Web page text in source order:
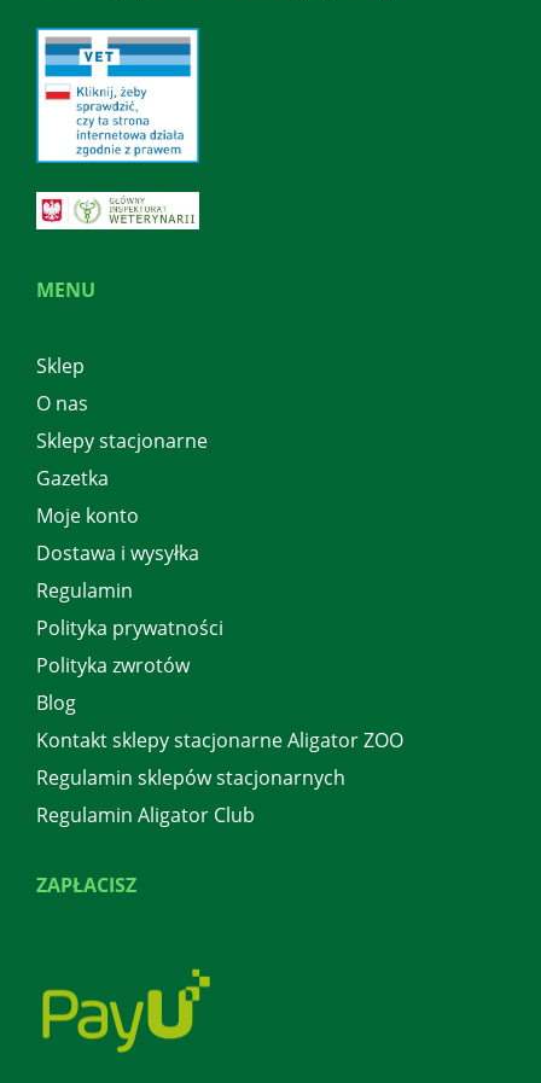
MENU
Sklep
O nas
Sklepy stacjonarne
Gazetka
Moje konto
Dostawa i wysyłka
Regulamin
Polityka prywatności
Polityka zwrotów
Blog
Kontakt sklepy stacjonarne Aligator ZOO
Regulamin sklepów stacjonarnych
Regulamin Aligator Club
ZAPŁACISZ